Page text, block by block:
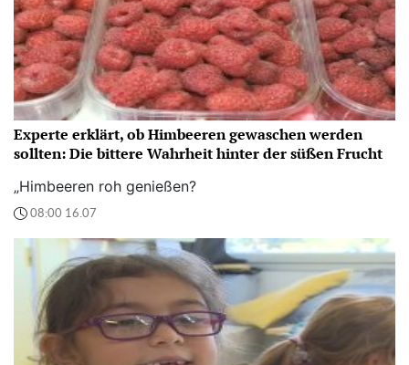
Experte erklärt, ob Himbeeren gewaschen werden
sollten: Die bittere Wahrheit hinter der süßen Frucht
„Himbeeren roh genießen?
08:00 16.07